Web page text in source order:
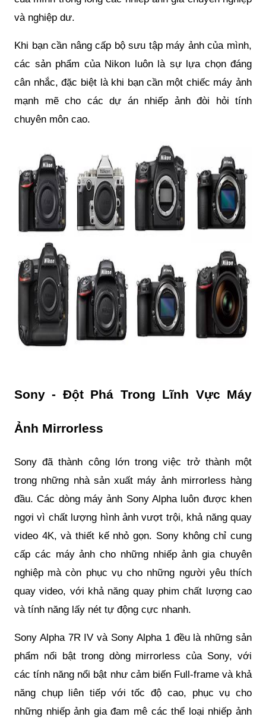
và nghiệp dư.
Khi bạn cần nâng cấp bộ sưu tập máy ảnh của mình,
các sản phẩm của Nikon luôn là sự lựa chọn đáng
cân nhắc, đặc biệt là khi bạn cần một chiếc máy ảnh
mạnh mẽ cho các dự án nhiếp ảnh đòi hỏi tính
chuyên môn cao.
Sony - Đột Phá Trong Lĩnh Vực Máy
Ảnh Mirrorless
Sony đã thành công lớn trong việc trở thành một
trong những nhà sản xuất máy ảnh mirrorless hàng
đầu. Các dòng máy ảnh Sony Alpha luôn được khen
ngợi vì chất lượng hình ảnh vượt trội, khả năng quay
video 4K, và thiết kế nhỏ gọn. Sony không chỉ cung
cấp các máy ảnh cho những nhiếp ảnh gia chuyên
nghiệp mà còn phục vụ cho những người yêu thích
quay video, với khả năng quay phim chất lượng cao
và tính năng lấy nét tự động cực nhanh.
Sony Alpha 7R IV và Sony Alpha 1 đều là những sản
phẩm nổi bật trong dòng mirrorless của Sony, với
các tính năng nổi bật như cảm biến Full-frame và khả
năng chụp liên tiếp với tốc độ cao, phục vụ cho
những nhiếp ảnh gia đam mê các thể loại nhiếp ảnh